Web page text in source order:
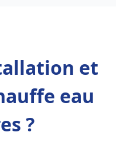
et
eau
?